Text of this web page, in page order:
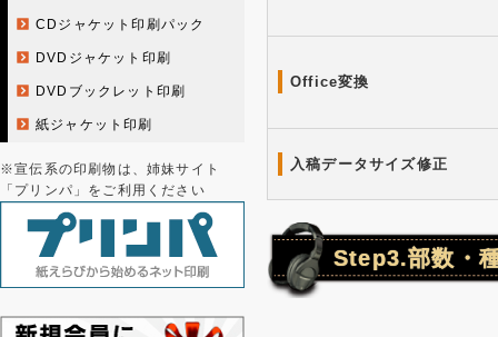
CDジャケット印刷パック
DVDジャケット印刷
DVDブックレット印刷
紙ジャケット印刷
※宣伝系の印刷物は、姉妹サイト
「プリンパ」をご利用ください
Office変換
入稿データサイズ修正
Step3.部数・